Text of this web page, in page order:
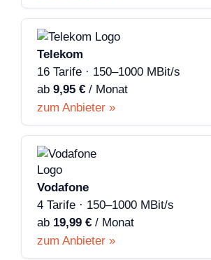
Telekom
16 Tarife · 150–1000 MBit/s
ab 9,95 € / Monat
zum Anbieter »
Vodafone
4 Tarife · 150–1000 MBit/s
ab 19,99 € / Monat
zum Anbieter »